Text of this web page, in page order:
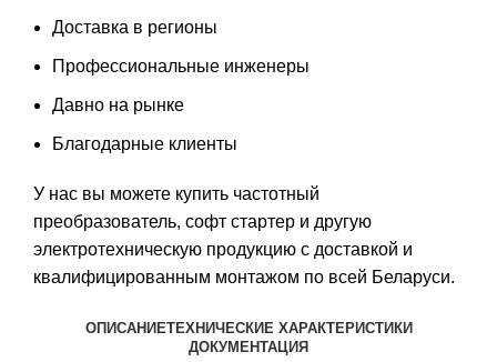
Доставка в регионы
Профессиональные инженеры
Давно на рынке
Благодарные клиенты
У нас вы можете купить частотный
преобразователь, софт стартер и другую
электротехническую продукцию с доставкой и
квалифицированным монтажом по всей Беларуси.
ОПИСАНИЕТЕХНИЧЕСКИЕ ХАРАКТЕРИСТИКИ
ДОКУМЕНТАЦИЯ